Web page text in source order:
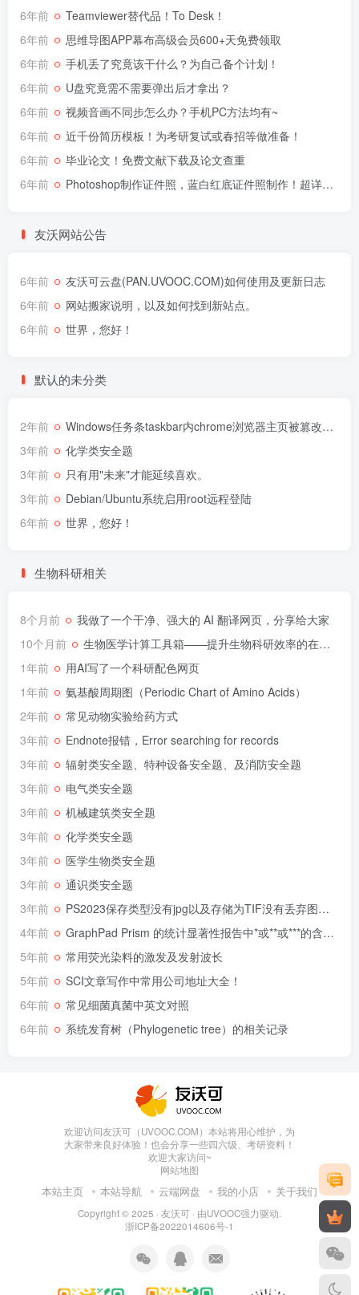
6年前
Teamviewer替代品！To Desk！
6年前
思维导图APP幕布高级会员600+天免费领取
6年前
手机丢了究竟该干什么？为自己备个计划！
6年前
U盘究竟需不需要弹出后才拿出？
6年前
视频音画不同步怎么办？手机PC方法均有~
6年前
近千份简历模板！为考研复试或春招等做准备！
6年前
毕业论文！免费文献下载及论文查重
6年前
Photoshop制作证件照，蓝白红底证件照制作！超详细！
友沃网站公告
6年前
友沃可云盘(PAN.UVOOC.COM)如何使用及更新日志
6年前
网站搬家说明，以及如何找到新站点。
6年前
世界，您好！
默认的未分类
2年前
Windows任务条taskbar内chrome浏览器主页被篡改为360解决办法
3年前
化学类安全题
3年前
只有用"未来"才能延续喜欢。
3年前
Debian/Ubuntu系统启用root远程登陆
6年前
世界，您好！
生物科研相关
8个月前
我做了一个干净、强大的 AI 翻译网页，分享给大家
10个月前
生物医学计算工具箱——提升生物科研效率的在线网页
1年前
用AI写了一个科研配色网页
1年前
氨基酸周期图（Periodic Chart of Amino Acids）
2年前
常见动物实验给药方式
3年前
Endnote报错，Error searching for records
3年前
辐射类安全题、特种设备安全题、及消防安全题
3年前
电气类安全题
3年前
机械建筑类安全题
3年前
化学类安全题
3年前
医学生物类安全题
3年前
通识类安全题
3年前
PS2023保存类型没有jpg以及存储为TIF没有丢弃图层选项解决办法
4年前
GraphPad Prism 的统计显著性报告中*或**或***的含义是什么？
5年前
常用荧光染料的激发及发射波长
5年前
SCI文章写作中常用公司地址大全！
6年前
常见细菌真菌中英文对照
6年前
系统发育树（Phylogenetic tree）的相关记录
欢迎访问友沃可（UVOOC.COM）本站将用心维护，为
大家带来良好体验！也会分享一些四六级、考研资料！
欢迎大家访问~
网站地图
本站主页 本站导航 云端网盘 我的小店 关于我们
Copyright © 2025 · 友沃可 · 由UVOOC强力驱动.
浙ICP备2022014606号-1